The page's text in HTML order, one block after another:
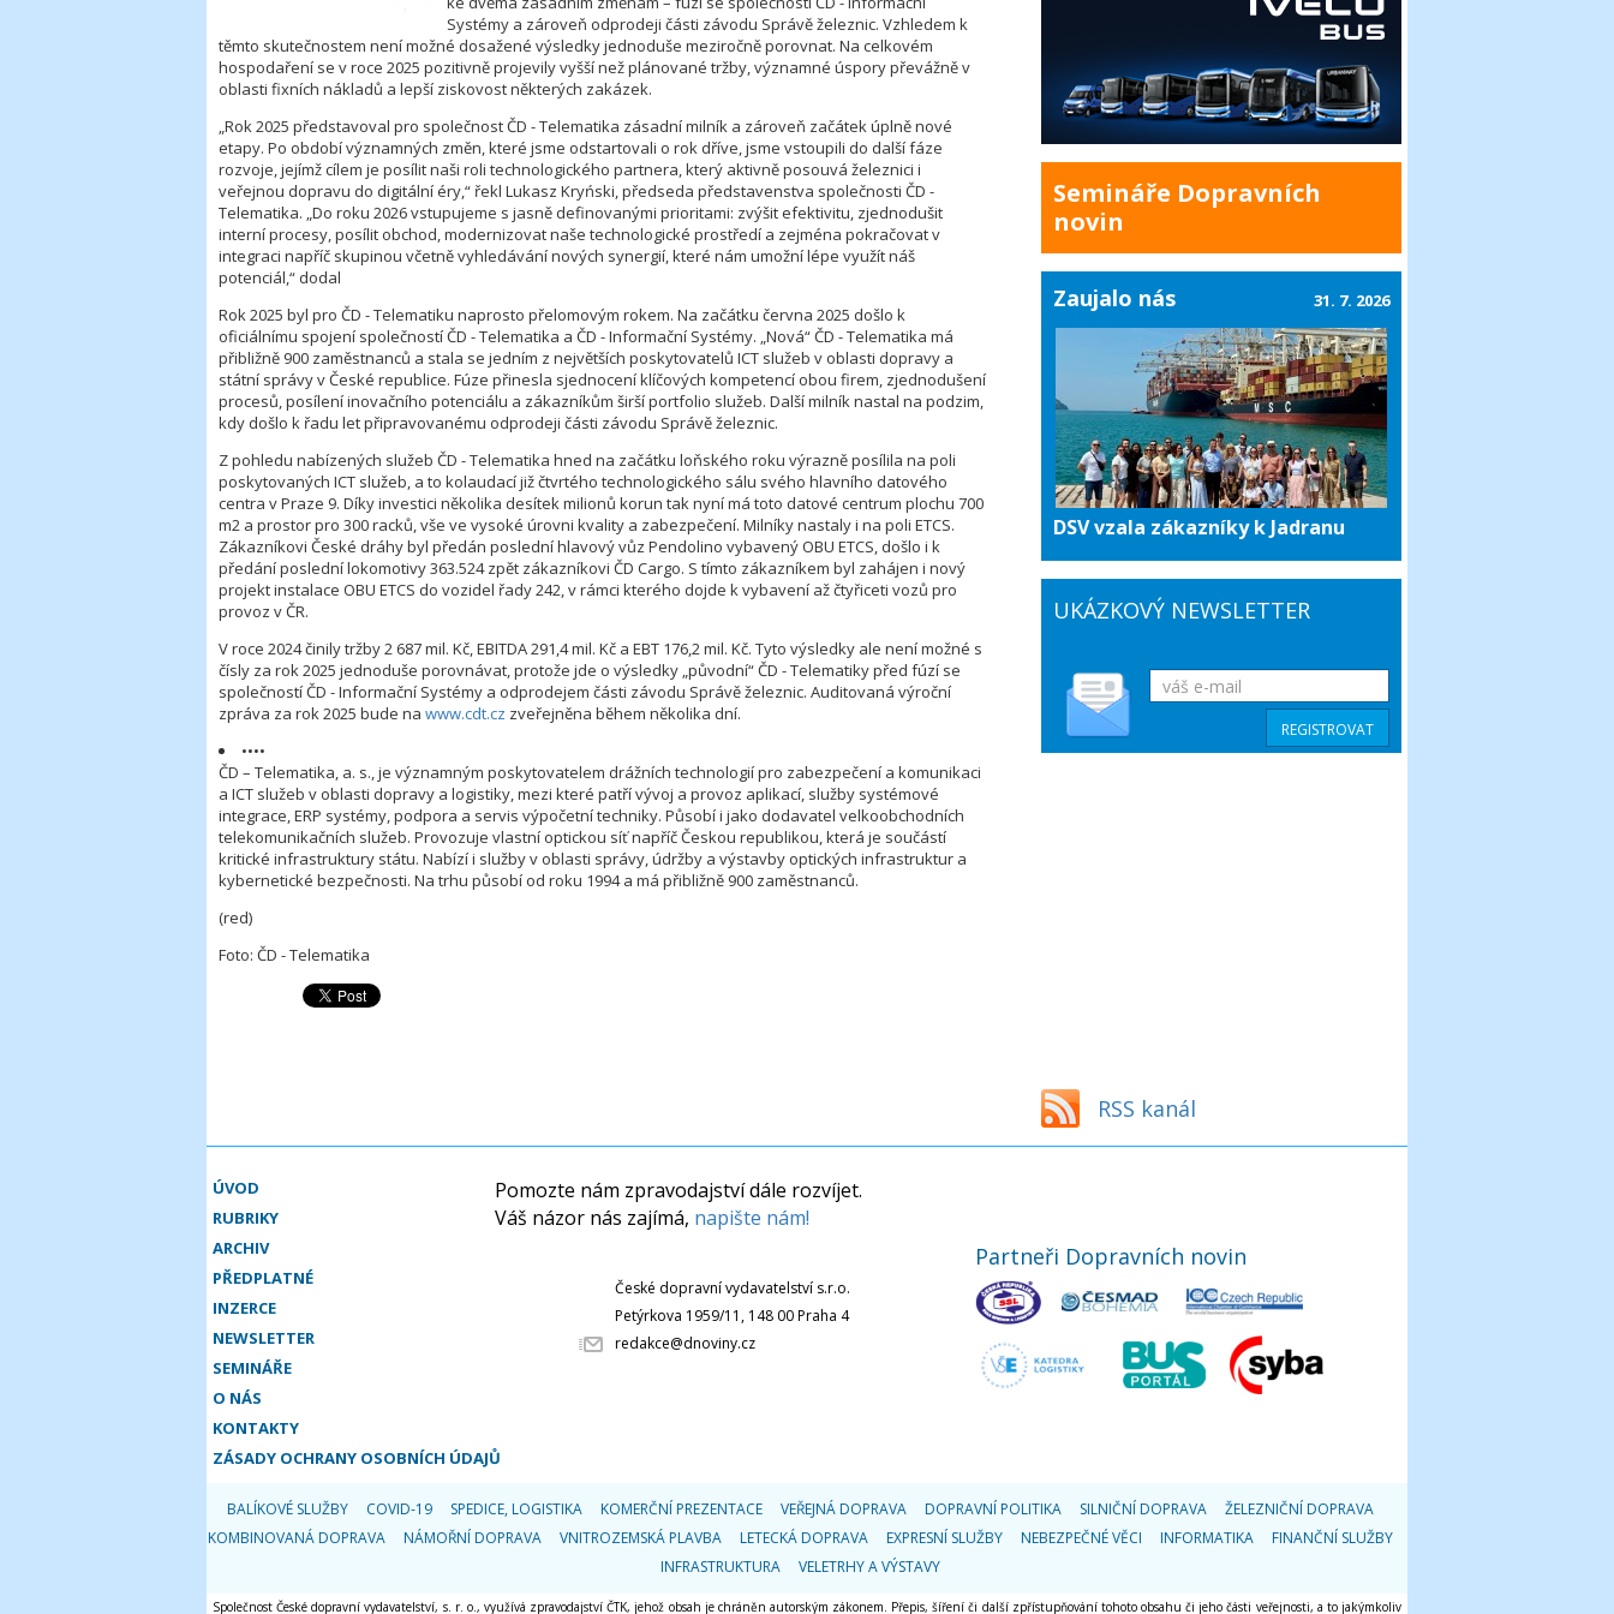
Systémy a zároveň odprodeji části závodu Správě železnic. Vzhledem k
těmto skutečnostem není možné dosažené výsledky jednoduše meziročně porovnat. Na celkovém
hospodaření se v roce 2025 pozitivně projevily vyšší než plánované tržby, významné úspory převážně v
oblasti fixních nákladů a lepší ziskovost některých zakázek.
„Rok 2025 představoval pro společnost ČD - Telematika zásadní milník a zároveň začátek úplně nové
etapy. Po období významných změn, které jsme odstartovali o rok dříve, jsme vstoupili do další fáze
rozvoje, jejímž cílem je posílit naši roli technologického partnera, který aktivně posouvá železnici i
veřejnou dopravu do digitální éry,“ řekl Lukasz Kryński, předseda představenstva společnosti ČD -
Telematika. „Do roku 2026 vstupujeme s jasně definovanými prioritami: zvýšit efektivitu, zjednodušit
interní procesy, posílit obchod, modernizovat naše technologické prostředí a zejména pokračovat v
integraci napříč skupinou včetně vyhledávání nových synergií, které nám umožní lépe využít náš
potenciál,“ dodal
Rok 2025 byl pro ČD - Telematiku naprosto přelomovým rokem. Na začátku června 2025 došlo k
oficiálnímu spojení společností ČD - Telematika a ČD - Informační Systémy. „Nová“ ČD - Telematika má
přibližně 900 zaměstnanců a stala se jedním z největších poskytovatelů ICT služeb v oblasti dopravy a
státní správy v České republice. Fúze přinesla sjednocení klíčových kompetencí obou firem, zjednodušení
procesů, posílení inovačního potenciálu a zákazníkům širší portfolio služeb. Další milník nastal na podzim,
kdy došlo k řadu let připravovanému odprodeji části závodu Správě železnic.
Z pohledu nabízených služeb ČD - Telematika hned na začátku loňského roku výrazně posílila na poli
poskytovaných ICT služeb, a to kolaudací již čtvrtého technologického sálu svého hlavního datového
centra v Praze 9. Díky investici několika desítek milionů korun tak nyní má toto datové centrum plochu 700
m2 a prostor pro 300 racků, vše ve vysoké úrovni kvality a zabezpečení. Milníky nastaly i na poli ETCS.
Zákazníkovi České dráhy byl předán poslední hlavový vůz Pendolino vybavený OBU ETCS, došlo i k
předání poslední lokomotivy 363.524 zpět zákazníkovi ČD Cargo. S tímto zákazníkem byl zahájen i nový
projekt instalace OBU ETCS do vozidel řady 242, v rámci kterého dojde k vybavení až čtyřiceti vozů pro
provoz v ČR.
V roce 2024 činily tržby 2 687 mil. Kč, EBITDA 291,4 mil. Kč a EBT 176,2 mil. Kč. Tyto výsledky ale není možné s
čísly za rok 2025 jednoduše porovnávat, protože jde o výsledky „původní“ ČD - Telematiky před fúzí se
společností ČD - Informační Systémy a odprodejem části závodu Správě železnic. Auditovaná výroční
zpráva za rok 2025 bude na www.cdt.cz zveřejněna během několika dní.
••••
ČD – Telematika, a. s., je významným poskytovatelem drážních technologií pro zabezpečení a komunikaci
a ICT služeb v oblasti dopravy a logistiky, mezi které patří vývoj a provoz aplikací, služby systémové
integrace, ERP systémy, podpora a servis výpočetní techniky. Působí i jako dodavatel velkoobchodních
telekomunikačních služeb. Provozuje vlastní optickou síť napříč Českou republikou, která je součástí
kritické infrastruktury státu. Nabízí i služby v oblasti správy, údržby a výstavby optických infrastruktur a
kybernetické bezpečnosti. Na trhu působí od roku 1994 a má přibližně 900 zaměstnanců.
(red)
Foto: ČD - Telematika
Semináře Dopravních
novin
Zaujalo nás
DSV vzala zákazníky k Jadranu
31. 7. 2026
UKÁZKOVÝ NEWSLETTER
RSS kanál
ÚVOD
RUBRIKY
ARCHIV
PŘEDPLATNÉ
INZERCE
NEWSLETTER
SEMINÁŘE
O NÁS
KONTAKTY
ZÁSADY OCHRANY OSOBNÍCH ÚDAJŮ
Pomozte nám zpravodajství dále rozvíjet.
Váš názor nás zajímá, napište nám!
České dopravní vydavatelství s.r.o.
Petýrkova 1959/11, 148 00 Praha 4
redakce@dnoviny.cz
Partneři Dopravních novin
BALÍKOVÉ SLUŽBY COVID-19 SPEDICE, LOGISTIKA KOMERČNÍ PREZENTACE VEŘEJNÁ DOPRAVA DOPRAVNÍ POLITIKA SILNIČNÍ DOPRAVA
ŽELEZNIČNÍ DOPRAVA
KOMBINOVANÁ DOPRAVA
NÁMOŘNÍ DOPRAVA VNITROZEMSKÁ PLAVBA LETECKÁ DOPRAVA EXPRESNÍ SLUŽBY NEBEZPEČNÉ VĚCI INFORMATIKA
FINANČNÍ SLUŽBY
INFRASTRUKTURA
VELETRHY A VÝSTAVY
Společnost České dopravní vydavatelství, s. r. o., využívá zpravodajství ČTK, jehož obsah je chráněn autorským zákonem. Přepis, šíření či další zpřístupňování tohoto obsahu či jeho části veřejnosti, a to jakýmkoliv